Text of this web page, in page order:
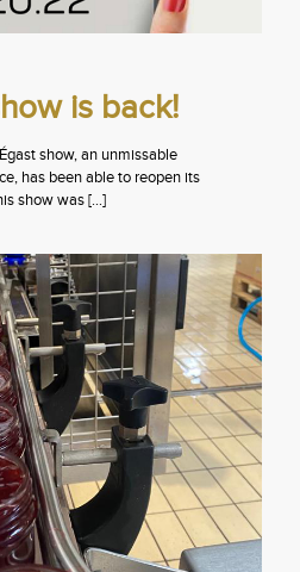
is back!
show, an unmissable
has been able to reopen its
show was[…]